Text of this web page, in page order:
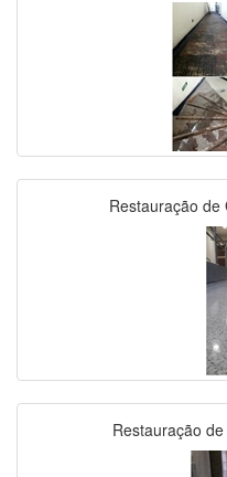
Restauração
Restauração